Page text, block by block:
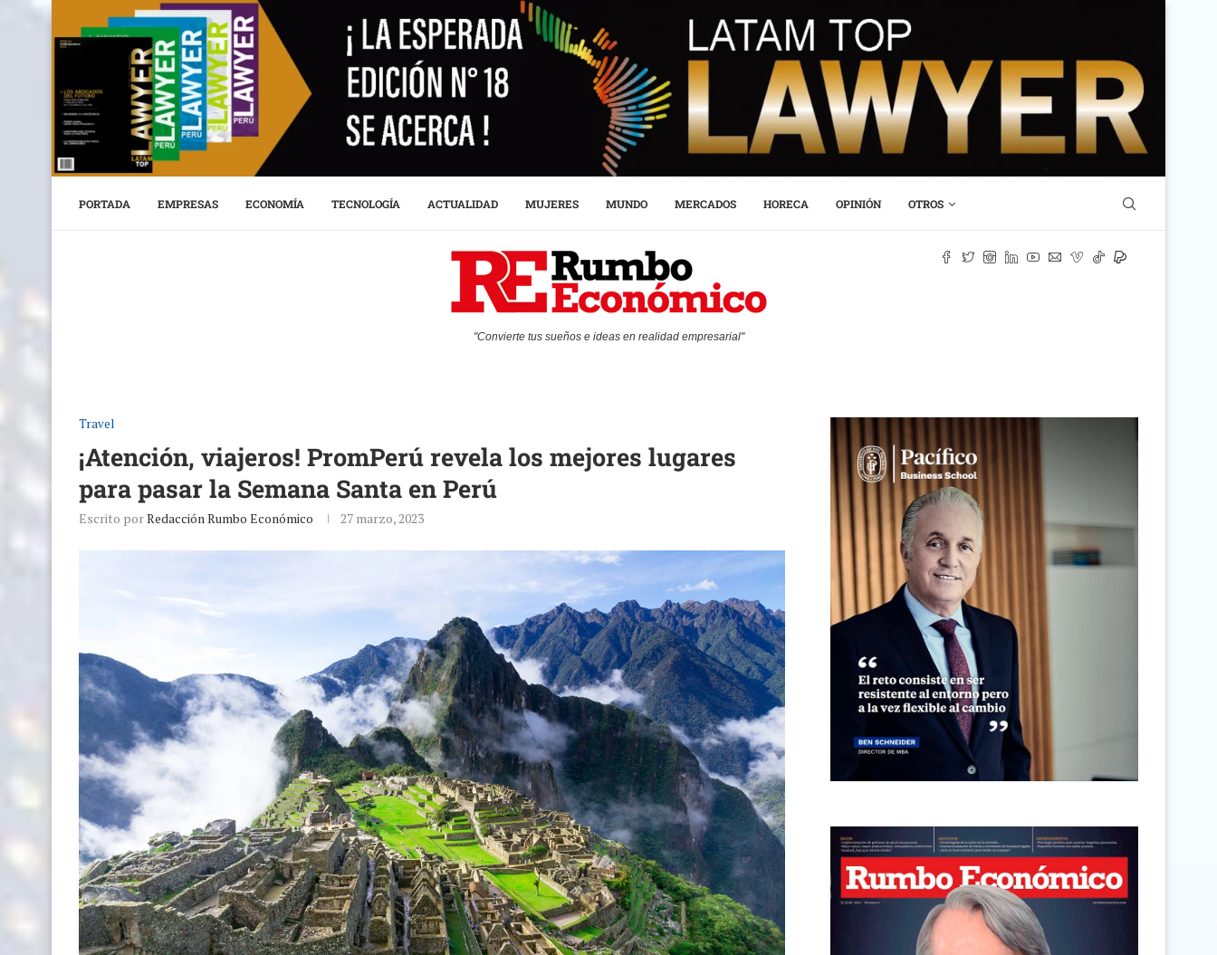
PORTADA EMPRESAS ECONOMÍA TECNOLOGÍA ACTUALIDAD MUJERES MUNDO MERCADOS HORECA OPINIÓN OTROS
"Convierte tus sueños e ideas en realidad empresarial"
Travel
¡Atención, viajeros! PromPerú revela los mejores lugares
para pasar la Semana Santa en Perú
Escrito porRedacción Rumbo Económico 27 marzo, 2023